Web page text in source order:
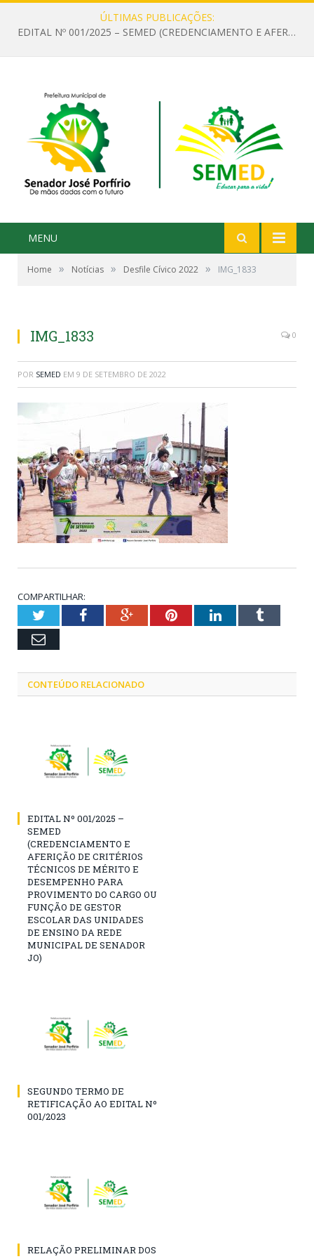
ÚLTIMAS PUBLICAÇÕES:
EDITAL Nº 001/2025 – SEMED (CREDENCIAMENTO E AFERIÇÃO DE CRITÉRIOS TÉCNICOS DE MÉRITO E DESEMPENHO PARA PROVIMENTO DO CARGO OU FUNÇÃO DE GESTOR ESCOLAR DAS UNIDADES DE ENSINO DA REDE MUNICIPAL DE SENADOR JO)
MENU
Home » Notícias » Desfile Cívico 2022 » IMG_1833
IMG_1833 0
POR SEMED EM 9 DE SETEMBRO DE 2022
COMPARTILHAR:
TwitterFacebookGoogle+PinterestLinkedInTumblr
Email
CONTEÚDO RELACIONADO
EDITAL Nº 001/2025 –
SEMED
(CREDENCIAMENTO E
AFERIÇÃO DE CRITÉRIOS
TÉCNICOS DE MÉRITO E
DESEMPENHO PARA
PROVIMENTO DO CARGO OU
FUNÇÃO DE GESTOR
ESCOLAR DAS UNIDADES
DE ENSINO DA REDE
MUNICIPAL DE SENADOR
JO)
SEGUNDO TERMO DE
RETIFICAÇÃO AO EDITAL Nº
001/2023
RELAÇÃO PRELIMINAR DOS